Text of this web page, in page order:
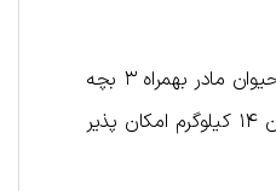
استفاده از یک قفس برای حیوان مادر ‌بهمراه ۳ بچه
خود از ۹ تا ۱۲ هفته با وزن ۱۴ کیلوگرم امکان پذیر